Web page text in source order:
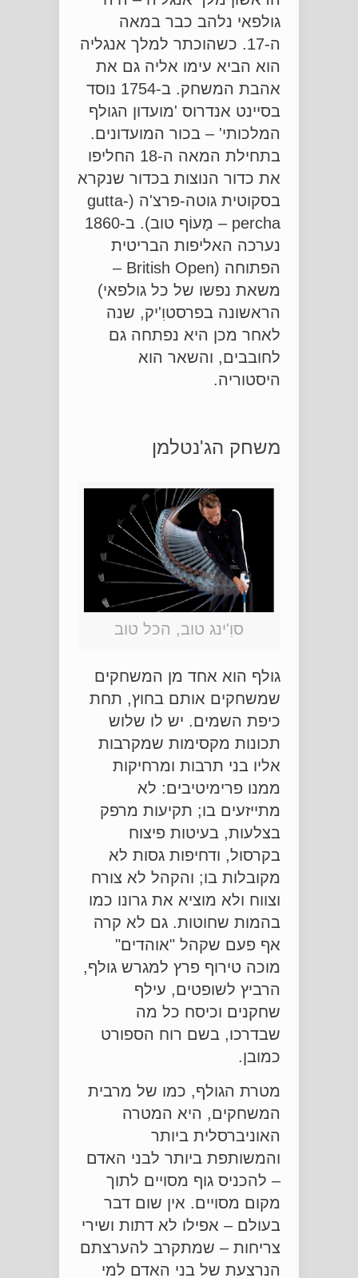
גולפאי נלהב כבר במאה
ה-17. כשהוכתר למלך אנגליה
הוא הביא עימו אליה גם את
אהבת המשחק. ב-1754 נוסד
בסיינט אנדרוס 'מועדון הגולף
המלכותי' – בכור המועדונים.
בתחילת המאה ה-18 החליפו
את כדור הנוצות בכדור שנקרא
בסקוטית גוטה-פרצ'ה (gutta-
percha – מָעוֹף טוב). ב-1860
נערכה האליפות הבריטית
הפתוחה (British Open –
משאת נפשו של כל גולפאי)
הראשונה בפרסטוִ'יק, שנה
לאחר מכן היא נפתחה גם
לחובבים, והשאר הוא
היסטוריה.
משחק הג'נטלמן
סוִ'ינג טוב, הכל טוב
גולף הוא אחד מן המשחקים
שמשחקים אותם בחוץ, תחת
כיפת השמים. יש לו שלוש
תכונות מקסימות שמקרבות
אליו בני תרבות ומרחיקות
ממנו פרימיטיבים: לא
מתייזעים בו; תקיעות מרפק
בצלעות, בעיטות פיצוח
בקרסול, ודחיפות גסות לא
מקובלות בו; והקהל לא צורח
וצווח ולא מוציא את גרונו כמו
בהמות שחוטות. גם לא קרה
אף פעם שקהל "אוהדים"
מוכה טירוף פרץ למגרש גולף,
הרביץ לשופטים, עילף
שחקנים וכיסח כל מה
שבדרכו, בשם רוח הספורט
כמובן.
מטרת הגולף, כמו של מרבית
המשחקים, היא המטרה
האוניברסלית ביותר
והמשותפת ביותר לבני האדם
– להכניס גוף מסויים לתוך
מקום מסויים. אין שום דבר
בעולם – אפילו לא דתות ושירי
צריחות – שמתקרב להערצתם
הנרצעת של בני האדם למי